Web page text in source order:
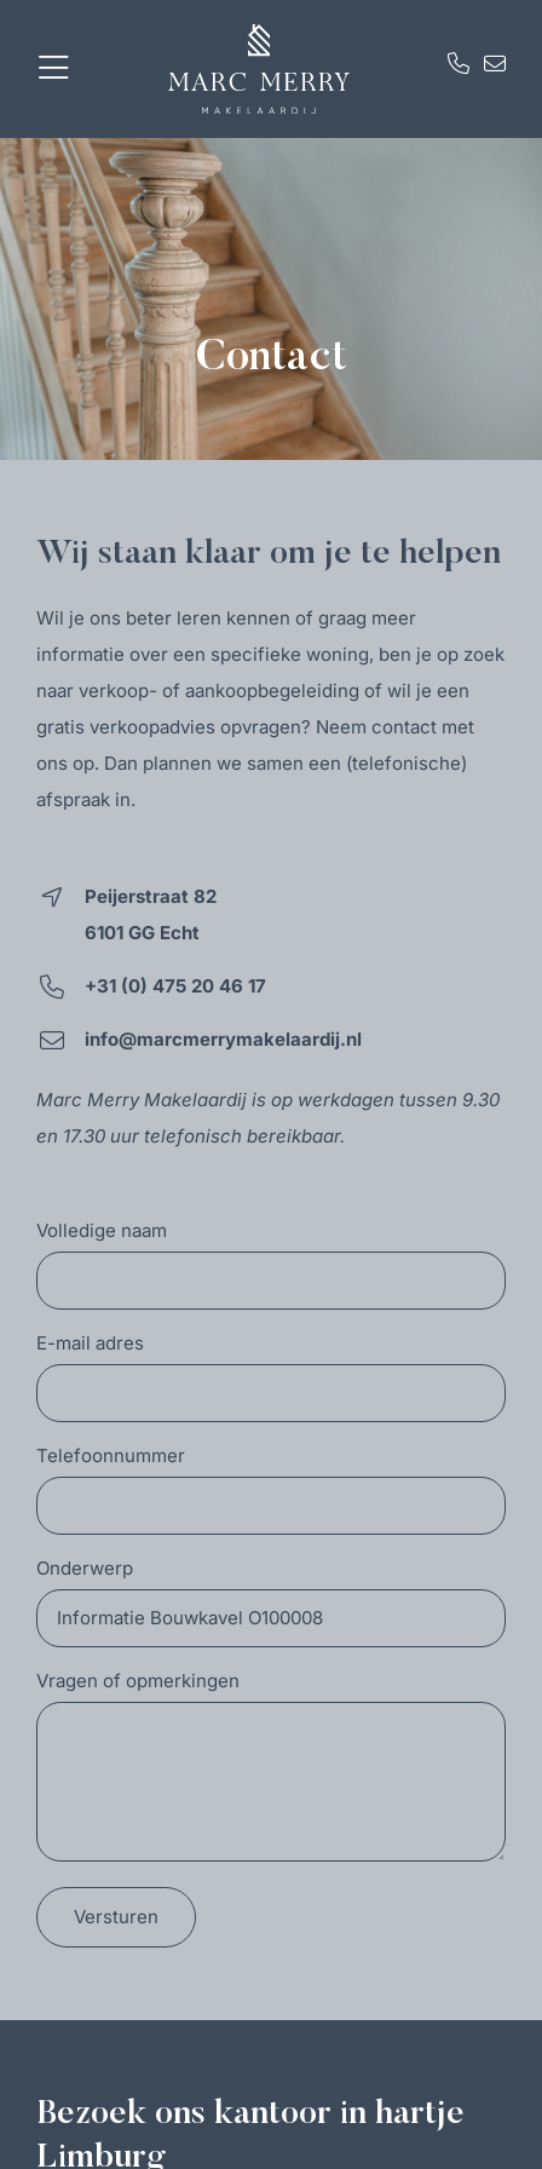
Contact
Wij staan klaar om je te helpen
Wil je ons beter leren kennen of graag meer
informatie over een specifieke woning, ben je op zoek
naar verkoop- of aankoopbegeleiding of wil je een
gratis verkoopadvies opvragen? Neem contact met
ons op. Dan plannen we samen een (telefonische)
afspraak in.
Peijerstraat 82
6101 GG Echt
+31 (0) 475 20 46 17
info@marcmerrymakelaardij.nl
Marc Merry Makelaardij is op werkdagen tussen 9.30
en 17.30 uur telefonisch bereikbaar.
Volledige naam
E-mail adres
Telefoonnummer
Onderwerp
Vragen of opmerkingen
Versturen
Bezoek ons kantoor in hartje
Limburg